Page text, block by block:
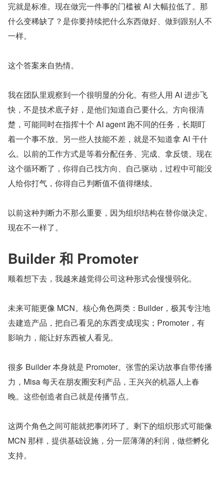
完就是标准。现在做完一件事的门槛被 AI 大幅拉低了。那
什么变稀缺了？是你要持续把什么东西做好、做到跟别人不
一样。
这个答案来自热情。
我在团队里观察到一个很明显的分化。有些人用 AI 进步飞
快，不是技术底子好，是他们知道自己要什么。方向很清
楚，可能同时在指挥十个 AI agent 跑不同的任务，长期盯
着一个事不放。另一些人技能不差，就是不知道拿 AI 干什
么。以前的工作方式是等着分配任务、完成、拿反馈。现在
这个循环断了，你得自己找方向、自己驱动，过程中可能没
人给你打气，你得自己判断值不值得继续。
以前这种判断力不那么重要，因为组织结构在替你做决定。
现在不一样了。
Builder 和 Promoter
顺着想下去，我越来越觉得公司这种形式会慢慢弱化。
未来可能更像 MCN。核心角色两类：Builder，极其专注地
去建造产品，把自己看见的东西变成现实；Promoter，有
影响力，能让好东西被人看见。
很多 Builder 本身就是 Promoter。张雪的采访故事自带传播
力，Misa 每天在朋友圈安利产品，王兴兴的机器人上春
晚。这些创造者自己就是传播节点。
这两个角色之间可能就把事闭环了。剩下的组织形式可能像
MCN 那样，提供基础设施，分一层薄薄的利润，做些孵化
支持。